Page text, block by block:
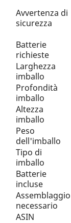
Avvertenza di
sicurezza
Batterie
richieste
Larghezza
imballo
Profondità
imballo
Altezza
imballo
Peso
dell'imballo
Tipo di
imballo
Batterie
incluse
Assemblaggio
necessario
ASIN